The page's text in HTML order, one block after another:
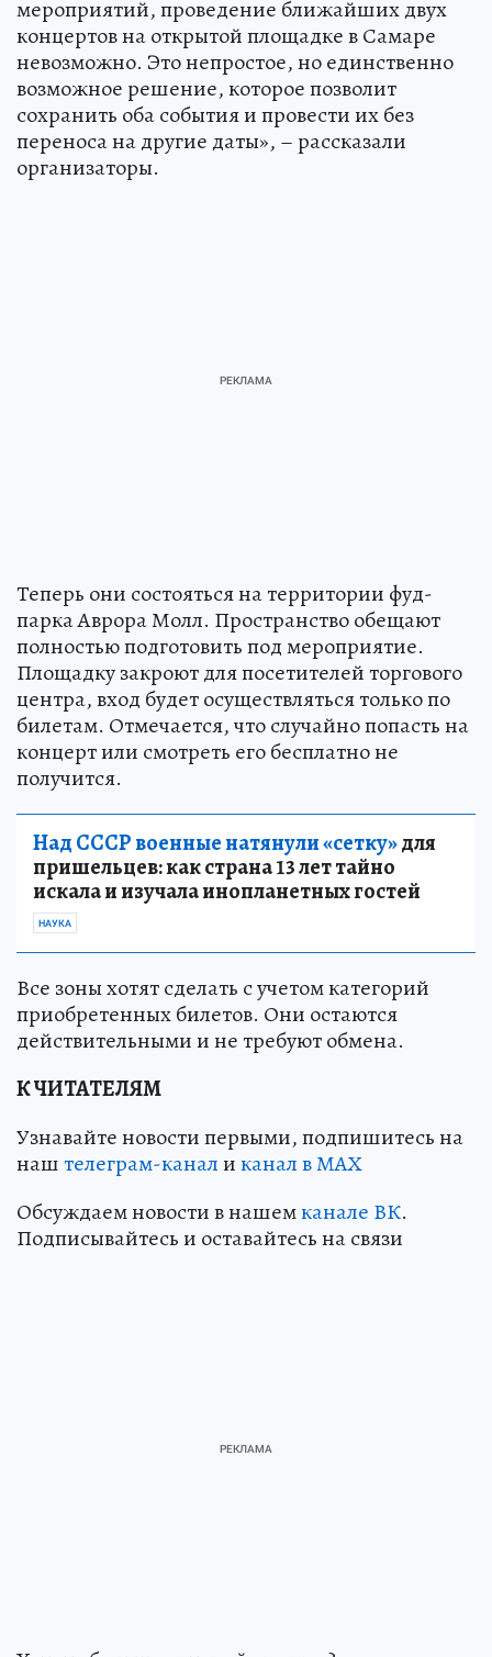
мероприятий, проведение ближайших двух
концертов на открытой площадке в Самаре
невозможно. Это непростое, но единственно
возможное решение, которое позволит
сохранить оба события и провести их без
переноса на другие даты», – рассказали
организаторы.
Теперь они состояться на территории фуд-
парка Аврора Молл. Пространство обещают
полностью подготовить под мероприятие.
Площадку закроют для посетителей торгового
центра, вход будет осуществляться только по
билетам. Отмечается, что случайно попасть на
концерт или смотреть его бесплатно не
получится.
Над СССР военные натянули «сетку»для
пришельцев: как страна 13 лет тайно
искала и изучала инопланетных гостей
НАУКА
Все зоны хотят сделать с учетом категорий
приобретенных билетов. Они остаются
действительными и не требуют обмена.
К ЧИТАТЕЛЯМ
Узнавайте новости первыми, подпишитесь на
наштелеграм-каналиканал в МАХ
Обсуждаем новости в нашемканале ВК.
Подписывайтесь и оставайтесь на связи